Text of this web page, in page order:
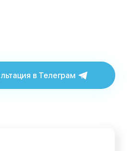
в Телеграм